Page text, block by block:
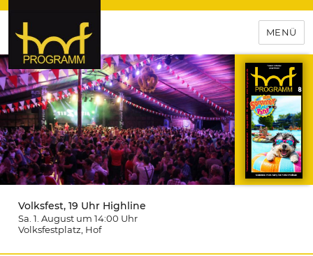
hof-programm – das
Veranstaltungsportal für
Hochfranken
MENÜ
Volksfest, 19 Uhr Highline
Sa. 1. August um 14:00 Uhr
Volksfestplatz , Hof